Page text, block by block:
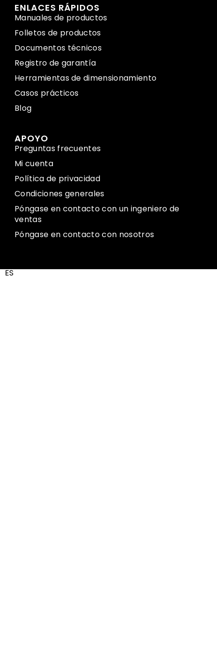
ENLACES RÁPIDOS
Manuales de productos
Folletos de productos
Documentos técnicos
Registro de garantía
Herramientas de dimensionamiento
Casos prácticos
Blog
APOYO
Preguntas frecuentes
Mi cuenta
Política de privacidad
Condiciones generales
Póngase en contacto con un ingeniero de
ventas
Póngase en contacto con nosotros
ES